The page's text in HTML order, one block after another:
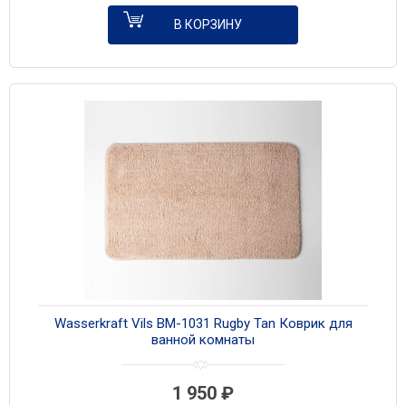
В КОРЗИНУ
Wasserkraft Vils BM-1031 Rugby Tan Коврик для
ванной комнаты
1 950 ₽